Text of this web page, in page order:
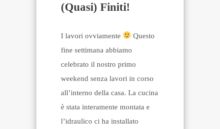
(Quasi) Finiti!
I lavori ovviamente
Questo
fine settimana abbiamo
celebrato il nostro primo
weekend senza lavori in corso
all’interno della casa. La cucina
è stata interamente montata e
l’idraulico ci ha installato